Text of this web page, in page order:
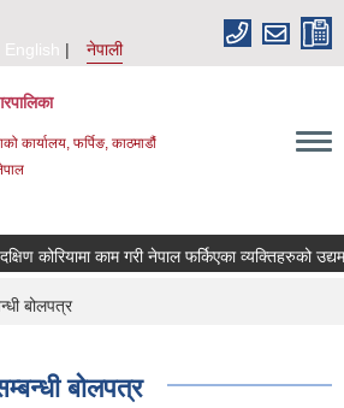
English
नेपाली
कार्यालय, फर्पिङ, काठमाडौं
कोरियामा काम गरी नेपाल फर्किएका व्यक्तिहरुको
बोलपत्र
बोलपत्र